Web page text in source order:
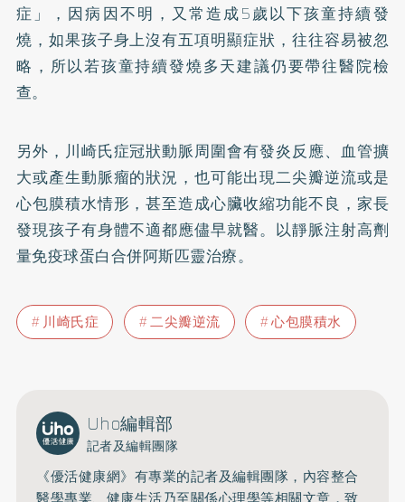
症」，因病因不明，又常造成5歲以下孩童持續發
燒，如果孩子身上沒有五項明顯症狀，往往容易被忽
略，所以若孩童持續發燒多天建議仍要帶往醫院檢
查。
另外，川崎氏症冠狀動脈周圍會有發炎反應、血管擴
大或產生動脈瘤的狀況，也可能出現二尖瓣逆流或是
心包膜積水情形，甚至造成心臟收縮功能不良，家長
發現孩子有身體不適都應儘早就醫。以靜脈注射高劑
量免疫球蛋白合併阿斯匹靈治療。
川崎氏症 二尖瓣逆流 心包膜積水
Uho編輯部
記者及編輯團隊
《優活健康網》有專業的記者及編輯團隊，內容整合